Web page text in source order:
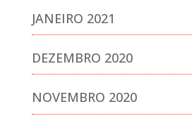
JANEIRO 2021
DEZEMBRO 2020
NOVEMBRO 2020